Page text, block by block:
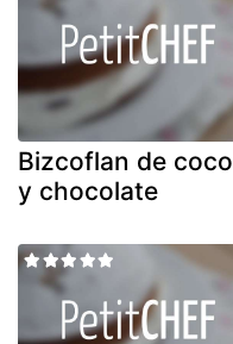
Bizcoflan de coco
y chocolate